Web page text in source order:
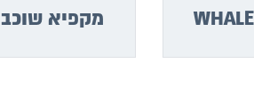
מקפיא שוכב WHALE 1500